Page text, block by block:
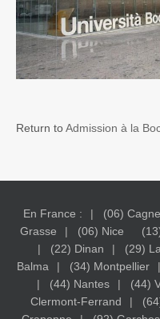
Return toAdmission à la
En France : (06)
Grasse
(06) Nice
(22) Dinan
(29)
Balma
(34) Montpellier
(44) Nantes
(44)
Clermont-Ferrand